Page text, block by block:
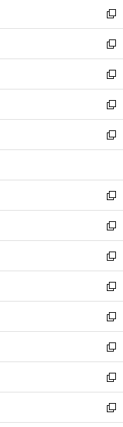
く
で
開
く
ド
ウ
で
開
く
ィ
ン
ド
ウ
で
開
く
い
ウ
ィ
ン
ド
ウ
で
開
く
新
し
い
ウ
ィ
ン
ド
ウ
で
開
新
し
い
ウ
ィ
ン
ド
ウ
開
く
新
し
い
ウ
ィ
ン
ウ
で
開
く
新
し
い
ウ
ン
ド
ウ
で
開
く
新
し
ウ
ィ
ン
ド
ウ
で
開
く
新
し
い
ウ
ィ
ン
ド
ウ
で
開
く
新
し
い
ウ
ィ
ン
ド
ウ
で
開
く
新
し
い
ウ
ィ
ン
ド
ウ
で
開
く
新
し
い
ウ
ィ
ン
ド
ウ
で
開
新
し
い
ウ
ィ
ン
ド
ウ
新
し
い
ウ
ィ
ン
新
し
い
ウ
新